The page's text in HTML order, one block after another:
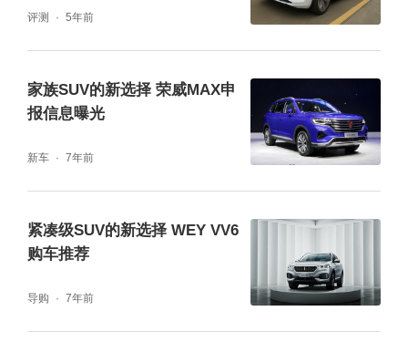
评测 5年前
家族SUV的新选择 荣威MAX申
报信息曝光
新车 7年前
紧凑级SUV的新选择 WEY VV6
购车推荐
导购 7年前